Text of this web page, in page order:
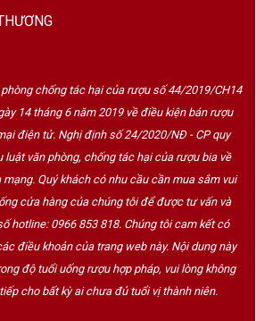
chống tác hại của rượu số 44/2019/CH14
14 tháng 6 năm 2019 về điều kiện bán rượu
điện tử. Nghị định số 24/2020/NĐ - CP quy
văn phòng, chống tác hại của rượu bia về
mạng. Quý khách có nhu cầu cần mua sắm vui
cửa hàng của chúng tôi để được tư vấn và
hotline: 0966 853 818. Chúng tôi cam kết có
điều khoản của trang web này. Nội dung này
độ tuổi uống rượu hợp pháp, vui lòng không
cho bất kỳ ai chưa đủ tuổi vị thành niên.